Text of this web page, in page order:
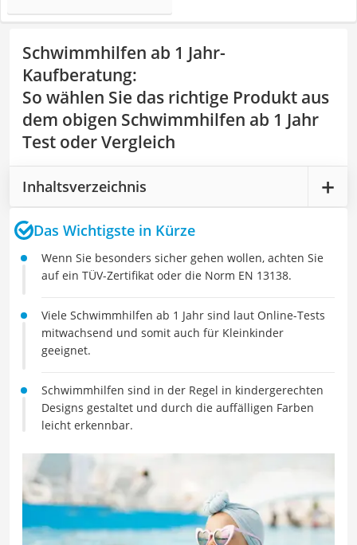
Schwimmhilfen ab 1 Jahr-
Kaufberatung:
So wählen Sie das richtige Produkt aus
dem obigen Schwimmhilfen ab 1 Jahr
Test oder Vergleich
Inhaltsverzeichnis
Das Wichtigste in Kürze
Wenn Sie besonders sicher gehen wollen, achten Sie
auf ein TÜV-Zertifikat oder die Norm EN 13138.
Viele Schwimmhilfen ab 1 Jahr sind laut Online-Tests
mitwachsend und somit auch für Kleinkinder
geeignet.
Schwimmhilfen sind in der Regel in kindergerechten
Designs gestaltet und durch die auffälligen Farben
leicht erkennbar.